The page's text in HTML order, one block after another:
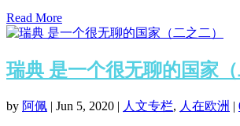
Read More
瑞典 是一个很无聊的国家（
by 阿佩 | Jun 5, 2020 | 人文专栏, 人在欧洲 |